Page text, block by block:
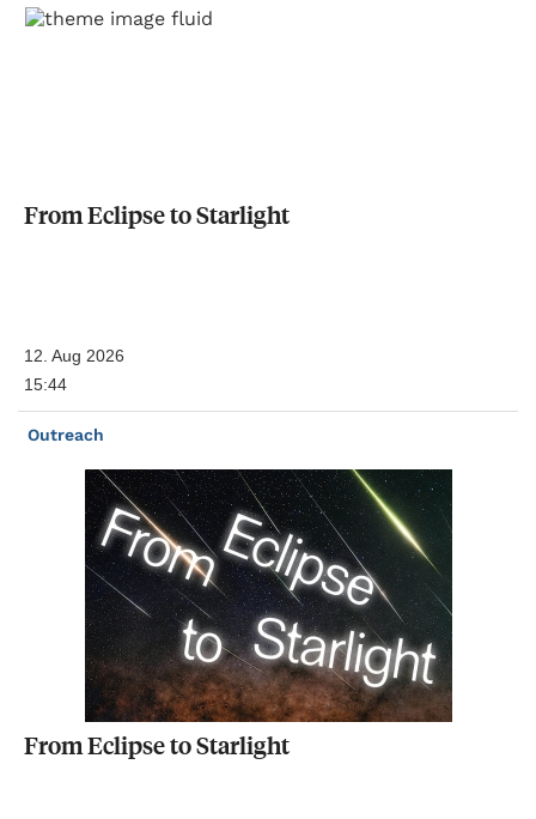
FromEclipsetoStarlight
12. Aug 2026
15:44
Outreach
FromEclipsetoStarlight